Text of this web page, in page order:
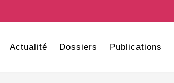
Actualité Dossiers Publications